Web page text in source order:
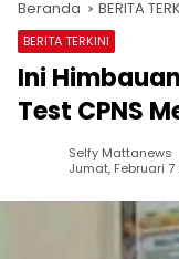
Beranda BERITA
BERITA TERKINI
Ini
Test CPNS
Selfy Mattanews
Jumat, Februari 7